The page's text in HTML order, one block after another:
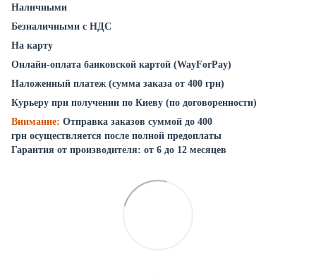
Наличными
Безналичными с НДС
На карту
Онлайн-оплата банковской картой (WayForPay)
Наложенный платеж (сумма заказа от 400 грн)
Курьеру при получении по Киеву (по договоренности)
Внимание: Отправка заказов суммой до 400
грн осуществляется после полной предоплаты
Гарантия от производителя: от 6 до 12 месяцев